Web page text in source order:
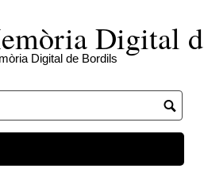
Digital
Digital de Bordils